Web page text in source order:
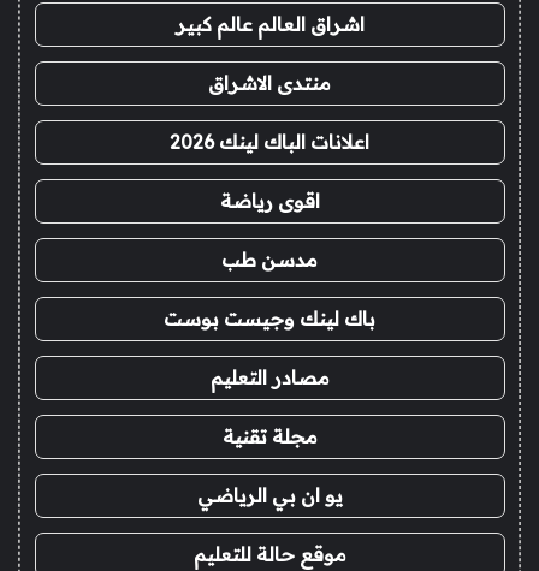
اشراق العالم عالم كبير
منتدى الاشراق
اعلانات الباك لينك 2026
اقوى رياضة
مدسن طب
باك لينك وجيست بوست
مصادر التعليم
مجلة تقنية
يو ان بي الرياضي
موقع حالة للتعليم